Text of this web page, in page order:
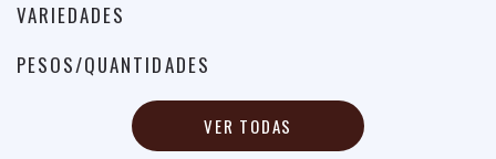
VARIEDADES
PESOS/QUANTIDADES
VER TODAS